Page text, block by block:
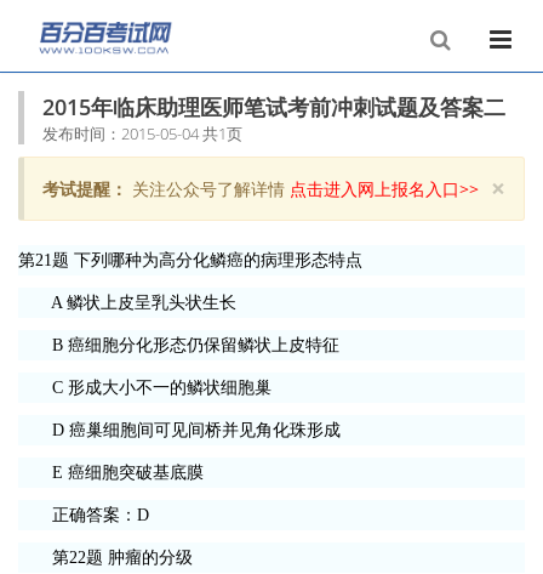
2015年临床助理医师笔试考前冲刺试题及答案二
发布时间：2015-05-04 共1页
×
考试提醒： 关注公众号了解详情 点击进入网上报名入口>>
第21题 下列哪种为高分化鳞癌的病理形态特点
A 鳞状上皮呈乳头状生长
B 癌细胞分化形态仍保留鳞状上皮特征
C 形成大小不一的鳞状细胞巢
D 癌巢细胞间可见间桥并见角化珠形成
E 癌细胞突破基底膜
正确答案：D
第22题 肿瘤的分级